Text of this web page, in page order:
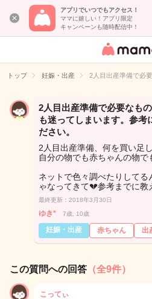
アプリでいつでもアクセス！
ママに嬉しい！アプリ限定
キャンペーンも随時配信中！
女性専用匿
イト
トップ 妊娠・出産 2人目出産準備で必
2人目出産準備で必要なも
も迷ってしまいます。参考
ださい。
2人目出産準備、何を買い足
自分の物でも赤ちゃんの物で
ネットで色々調べたりして
ゃなってきて💔参考までに教
最終更新：2018年3月30日
ゆき* 7歳, 10歳
妊娠・出産 赤ちゃん 出
この質問への回答 （全9件）
こってぃ